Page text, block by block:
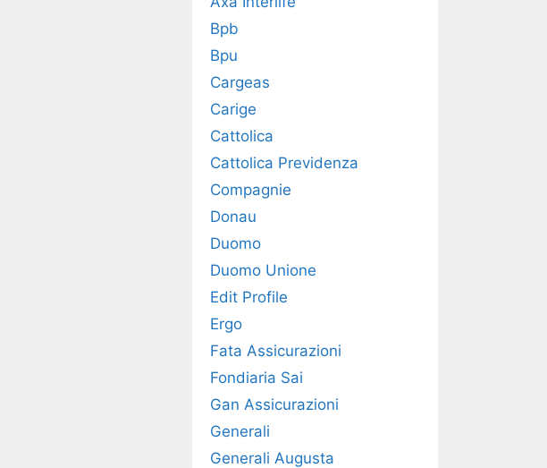
Bpb
Bpu
Cargeas
Carige
Cattolica
Cattolica Previdenza
Compagnie
Donau
Duomo
Duomo Unione
Edit Profile
Ergo
Fata Assicurazioni
Fondiaria Sai
Gan Assicurazioni
Generali
Generali Augusta